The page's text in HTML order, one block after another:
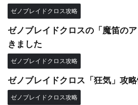
ゼノブレイドクロス攻略
ゼノブレイドクロスの「魔笛の
きました
ゼノブレイドクロス攻略
ゼノブレイドクロス「狂気」攻
ゼノブレイドクロス攻略